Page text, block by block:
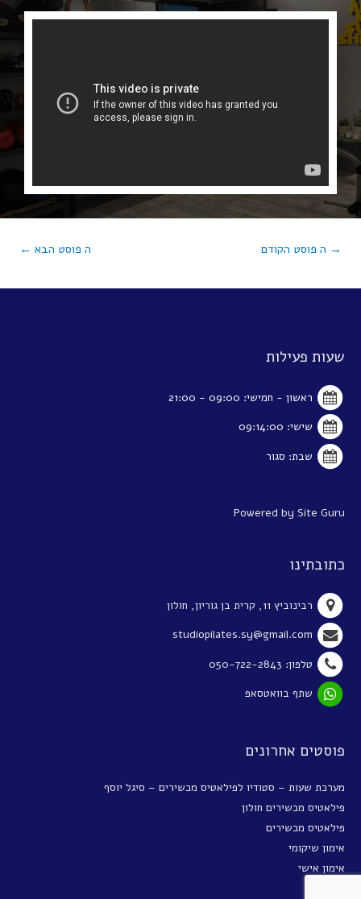
→ ה פוסט הקודם ה פוסט הבא ←
שעות פעילות
ראשון - חמישי: 09:00 - 21:00
שישי: 09:14:00
שבת: סגור
Powered by Site Guru
כתובתינו
רבינוביץ 11, קרית בן גוריון, חולון
טלפון: 050-722-2843
שתף בוואטסאפ
פוסטים אחרונים
מערכת שעות – סטודיו לפילאטיס מכשירים – סיגל יוסף
פילאטיס מכשירים חולון
פילאטיס מכשירים
אימון שיקומי
אימון אישי